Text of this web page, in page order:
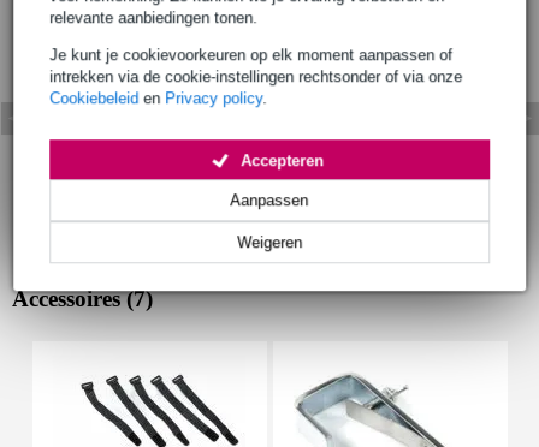
relevante aanbiedingen tonen.
Je kunt je cookievoorkeuren op elk moment aanpassen of
intrekken via de cookie-instellingen rechtsonder of via onze
Cookiebeleid en Privacy policy.
Weigeren
Aanpassen
Accepteren
Accessoires (7)